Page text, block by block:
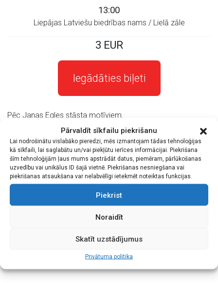
Pārvaldīt sīkfailu piekrišanu
Lai nodrošinātu vislabāko pieredzi, mēs izmantojam tādas tehnoloģijas
kā sīkfaili, lai saglabātu un/vai piekļūtu ierīces informācijai. Piekrišana
šīm tehnoloģijām ļaus mums apstrādāt datus, piemēram, pārlūkošanas
uzvedību vai unikālus ID šajā vietnē. Piekrišanas nesniegšana vai
piekrišanas atsaukšana var nelabvēlīgi ietekmēt noteiktas funkcijas.
Piekrist
Noraidīt
Skatīt uzstādījumus
Privātuma politika
13:00
Liepājas Latviešu biedrības nams / Lielā zāle
3 EUR
Iegādāties biļeti
Pēc Janas Egles stāsta motīviem.
Uzveduma pamatā ir kādreiz Ziemupē dzīvojušas sievietes
Annas Eniņas dzīvesstāsts. Vēstījums ir par sabiedrības
izstumto, kas dzīvo līdzās pastāvošai kārtībai un
pieņēmumiem par “pareizi/nepareizi” un par tiem, kuri caur
cilvēcības prizmu sniedz palīdzīgu roku.
Režisore: Karīna Tatarinova
Izrāde ir Latvijas Amatierteātru iestudējumu skates titula
“Gada izrāde 2019” ieguvēja.